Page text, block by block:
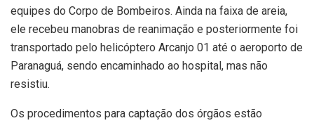
equipes do Corpo de Bombeiros. Ainda na faixa de areia,
ele recebeu manobras de reanimação e posteriormente foi
transportado pelo helicóptero Arcanjo 01 até o aeroporto de
Paranaguá, sendo encaminhado ao hospital, mas não
resistiu.
Os procedimentos para captação dos órgãos estão